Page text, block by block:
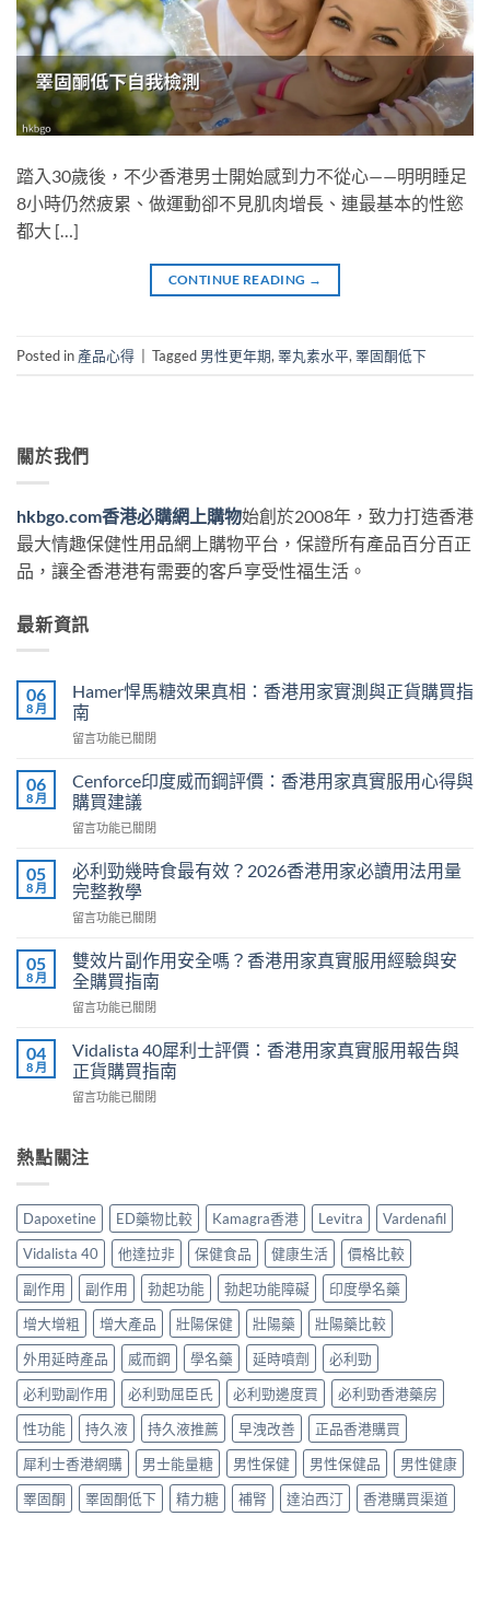
踏入30歲後，不少香港男士開始感到力不從心——明明睡足
8小時仍然疲累、做運動卻不見肌肉增長、連最基本的性慾
都大 […]
CONTINUE READING →
Posted in 產品心得 Tagged 男性更年期, 睪丸素水平, 睪固酮低下
關於我們
hkbgo.com香港必購網上購物始創於2008年，致力打造香港
最大情趣保健性用品網上購物平台，保證所有產品百分百正
品，讓全香港港有需要的客戶享受性福生活。
最新資訊
06
8 月
Hamer悍馬糖效果真相：香港用家實測與正貨購買指
南
在
悍
馬
糖
效
真
相：
香
港
家
實
與
貨
購
買
中
留言功能已關閉
06
8 月
Cenforce印度威而鋼評價：香港用家真實服用心得與
購買建議
在
印
度
威
而
評
價：
港
家
真
服
得
買
建
議〉
中
留言功能已關閉
05
8 月
必利勁幾時食最有效？2026香港用家必讀用法用量
完整教學
在
利
勁
幾
時
最
有
效？
2026
用
讀
用
法
用
完
整
教
學〉
中
留言功能已關閉
05
8 月
雙效片副作用安全嗎？香港用家真實服用經驗與安
全購買指南
在
效
片
副
作
全
港
用
真
服
用
經
驗
與
安
全
買
指
南〉
中
留言功能已關閉
04
8 月
Vidalista 40犀利士評價：香港用家真實服用報告與
正貨購買指南
在
犀
利
評
價：
香
港
用
家
真
實
服
用
報
告
正
貨
購
留言功能已關閉
熱點關注
Dapoxetine ED藥物比較 Kamagra香港 Levitra
Vardenafil
Vidalista 40
他達拉非 保健食品 健康生活
價格比較
副作用
副作用 勃起功能 勃起功能障礙
印度學名藥
增大增粗
增大產品 壯陽保健 壯陽藥
壯陽藥比較
外用延時產品
威而鋼 學名藥 延時噴劑
必利勁
必利勁副作用
必利勁屈臣氏 必利勁邊度買
必利勁香港藥房
性功能
持久液 持久液推薦 早洩改善
正品香港購買
犀利士香港網購
男士能量糖 男性保健 男性保健品
男性健康
睪固酮
睪固酮低下 精力糖 補腎 達泊西汀 香港購買渠道